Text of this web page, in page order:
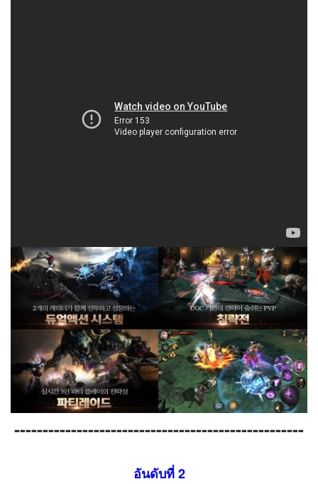
---------------------------------------------------
อันดับที่ 2